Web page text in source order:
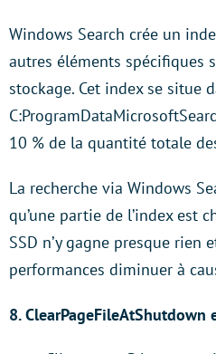
Windows Search crée un
autres éléments spécifiques
stockage. Cet index se situe
10 % de la quantité totale
La recherche via Windows
qu’une partie de l’index est
SSD n’y gagne presque rien
performances diminuer à
8. ClearPageFileAtShutdown